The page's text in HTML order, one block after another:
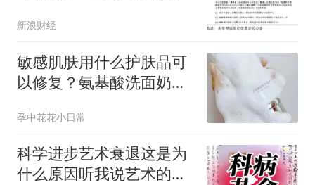
暖，业绩预告医美机构增
长亮眼】
新浪财经
敏感肌肤用什么护肤品可
以修复？氨基酸洗面奶才
孕中花花小日常
科学进步艺术衰退这是为
什么原因听我说艺术的命